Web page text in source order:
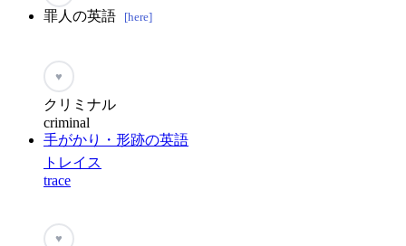
罪人の英語 [here]
♥
クリミナル
criminal
手がかり・形跡の英語
トレイス
trace
♥